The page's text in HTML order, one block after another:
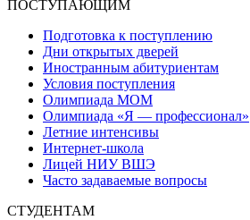
ПОСТУПАЮЩИМ
Подготовка к поступлению
Дни открытых дверей
Иностранным абитуриентам
Условия поступления
Олимпиада МОМ
Олимпиада «Я — профессионал»
Летние интенсивы
Интернет-школа
Лицей НИУ ВШЭ
Часто задаваемые вопросы
СТУДЕНТАМ